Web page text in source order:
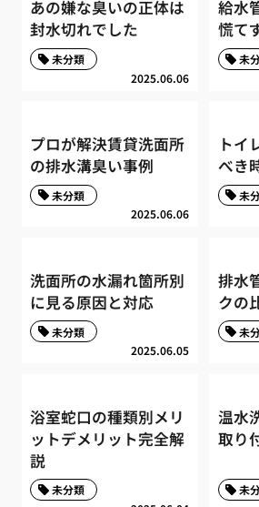
あの嫌な臭いの正体は
封水切れでした
2025.06.06
未分類
給水
慌て
未
プロが解決賃貸洗面所
の排水溝臭い事例
2025.06.06
未分類
トイ
べき
未
洗面所の水漏れ箇所別
に見る原因と対応
2025.06.05
未分類
排水
クの
未
浴室蛇口の種類別メリ
ットデメリット完全解
説
未分類
温水
取り
未